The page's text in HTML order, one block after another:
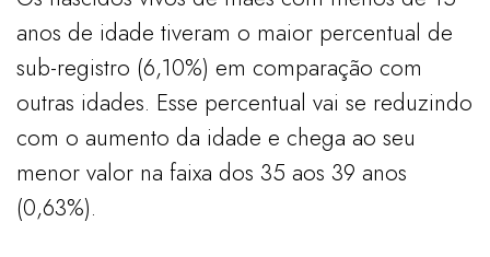
anos de idade tiveram o maior percentual de
sub-registro (6,10%) em comparação com
outras idades. Esse percentual vai se reduzindo
com o aumento da idade e chega ao seu
menor valor na faixa dos 35 aos 39 anos
(0,63%).